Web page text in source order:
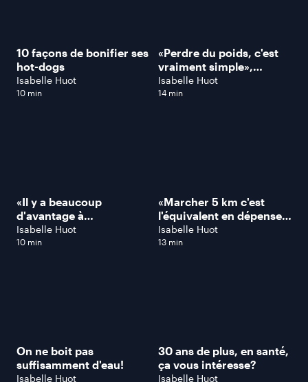
10 façons de bonifier ses
hot-dogs
Isabelle Huot
10 min
«Perdre du poids, c'est
vraiment simple»,
explique Denis Boucher
Isabelle Huot
14 min
«Il y a beaucoup
d'avantage à
consommer du
poisson», explique
Isabelle Huot
10 min
«Marcher 5 km c'est
l'équivalent en dépense
calorique que courir
5km», explique Denis
Isabelle Huot
13 min
On ne boit pas
suffisamment d'eau!
Isabelle Huot
30 ans de plus, en santé,
ça vous intéresse?
Isabelle Huot